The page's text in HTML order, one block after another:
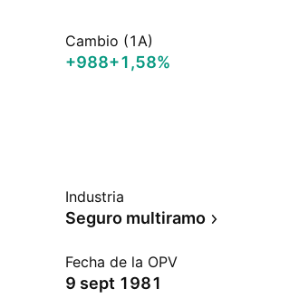
Cambio (1A)
+988+1,58%
Industria
Seguro multiramo
Fecha de la OPV
9 sept 1981